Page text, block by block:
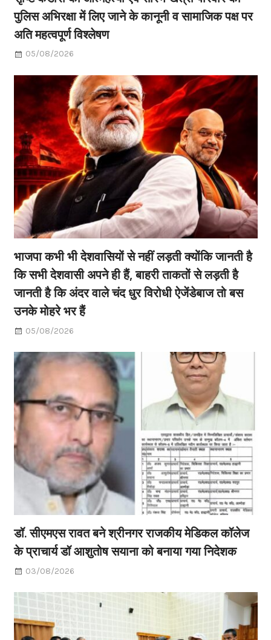
पुलिस अभिरक्षा में लिए जाने के कानूनी व सामाजिक पक्ष पर
अति महत्वपूर्ण विश्लेषण
05/08/2026
भाजपा कभी भी देशवासियों से नहीं लड़ती क्योंकि जानती है
कि सभी देशवासी अपने ही हैं, बाहरी ताकतों से लड़ती है
जानती है कि अंदर वाले चंद धुर विरोधी ऐजेंडेबाज तो बस
उनके मोहरे भर हैं
05/08/2026
डॉ. सीएमएस रावत बने श्रीनगर राजकीय मेडिकल कॉलेज
के प्राचार्य डॉ आशुतोष सयाना को बनाया गया निदेशक
03/08/2026